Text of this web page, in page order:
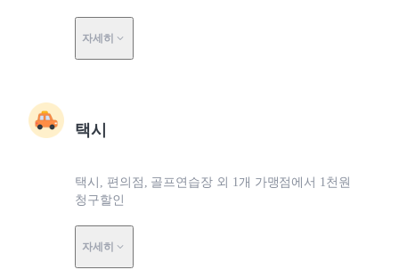
자세히
택시
택시, 편의점, 골프연습장 외 1개 가맹점에서 1천원
청구할인
자세히